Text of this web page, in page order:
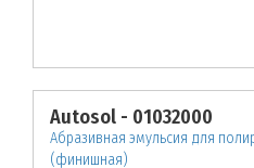
Autosol - 01032000
Абразивная эмульсия для
(финишная)